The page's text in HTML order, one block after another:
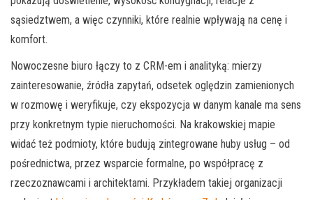
sąsiedztwem, a więc czynniki, które realnie wpływają na cenę i
komfort.
Nowoczesne biuro łączy to z CRM-em i analityką: mierzy
zainteresowanie, źródła zapytań, odsetek oględzin zamienionych
w rozmowę i weryfikuje, czy ekspozycja w danym kanale ma sens
przy konkretnym typie nieruchomości. Na krakowskiej mapie
widać też podmioty, które budują zintegrowane huby usług – od
pośrednictwa, przez wsparcie formalne, po współpracę z
rzeczoznawcami i architektami. Przykładem takiej organizacji